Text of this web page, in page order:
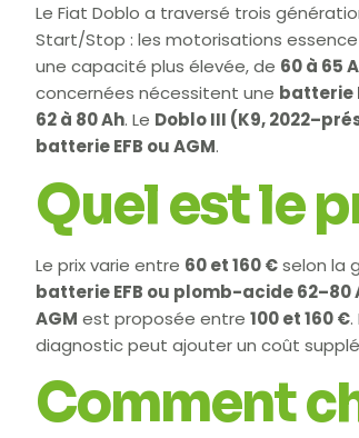
Le Fiat Doblo a traversé trois
Start/Stop : les motorisations essence
une capacité plus élevée, de 60 à 65
concernées nécessitent une batterie
62 à 80 Ah. Le Doblo III (K9,
batterie EFB ou AGM.
Quel est le
Le prix varie entre 60 et 160 €selon la
batterie EFB ou plomb-acide 62–80
AGM est proposée entre 100 et 160 €
diagnostic peut ajouter un coût
Comment